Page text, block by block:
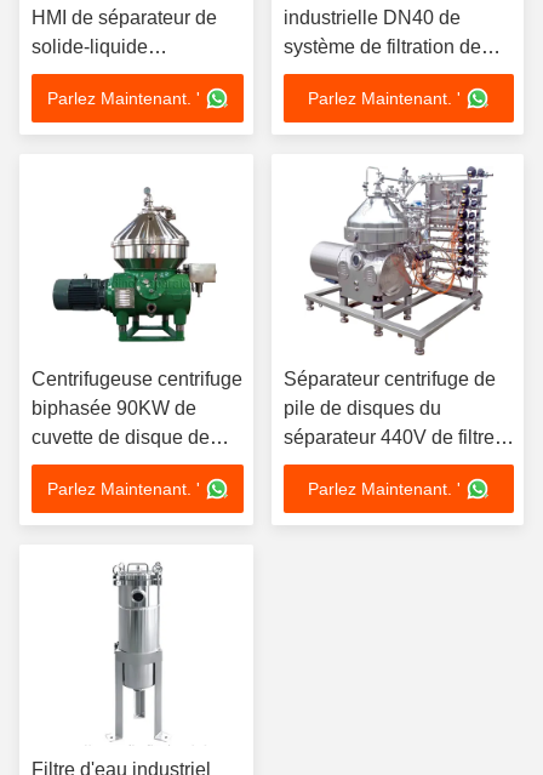
HMI de séparateur de
solide-liquide
d'escherichia
Parlez Maintenant. '
industrielle DN40 de
système de filtration de
l'eau
Parlez Maintenant. '
Centrifugeuse centrifuge
biphasée 90KW de
cuvette de disque de
séparateur de filtre de
20000L H
Parlez Maintenant. '
Séparateur centrifuge de
pile de disques du
séparateur 440V de filtre
de biotechnologie
Parlez Maintenant. '
Filtre d'eau industriel